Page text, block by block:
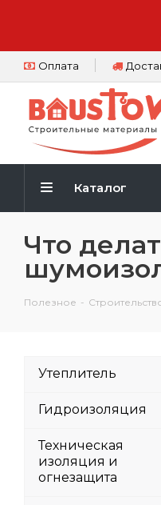
Оплата
Каталог
Что
Полезное -
Утеплитель
Гидроизоляция
Техническая
изоляция и
огнезащита